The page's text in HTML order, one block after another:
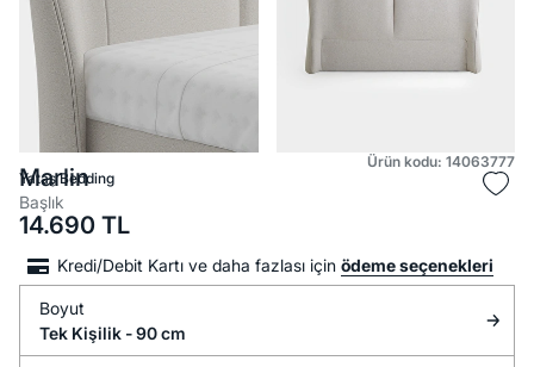
Ürün kodu: 14063777
Yataş Bedding
Marlin
Başlık
14.690 TL
Kredi/Debit Kartı ve daha fazlası için ödeme seçenekleri
Boyut
Tek Kişilik - 90 cm